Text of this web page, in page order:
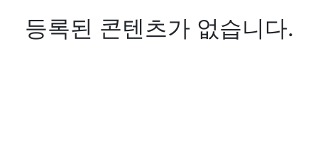
등록된 콘텐츠가 없습니다.